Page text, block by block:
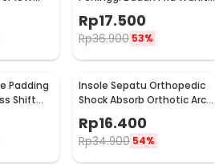
Rp17.500
Rp36.900 53%
Padding
Shift
Insole Sepatu Orthopedic
Shock Absorb Orthotic Arch
Gel Foam S - ZYD17
Rp16.400
Rp34.900 54%